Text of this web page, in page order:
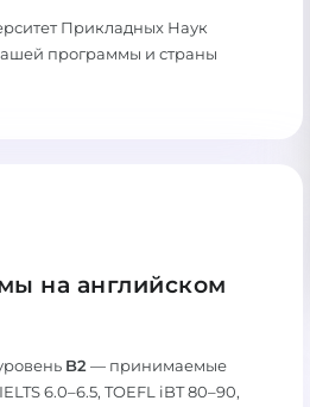
Прикладных Наук
программы и страны
на английском
B2 — принимаемые
6.0–6.5, TOEFL iBT 80–90,